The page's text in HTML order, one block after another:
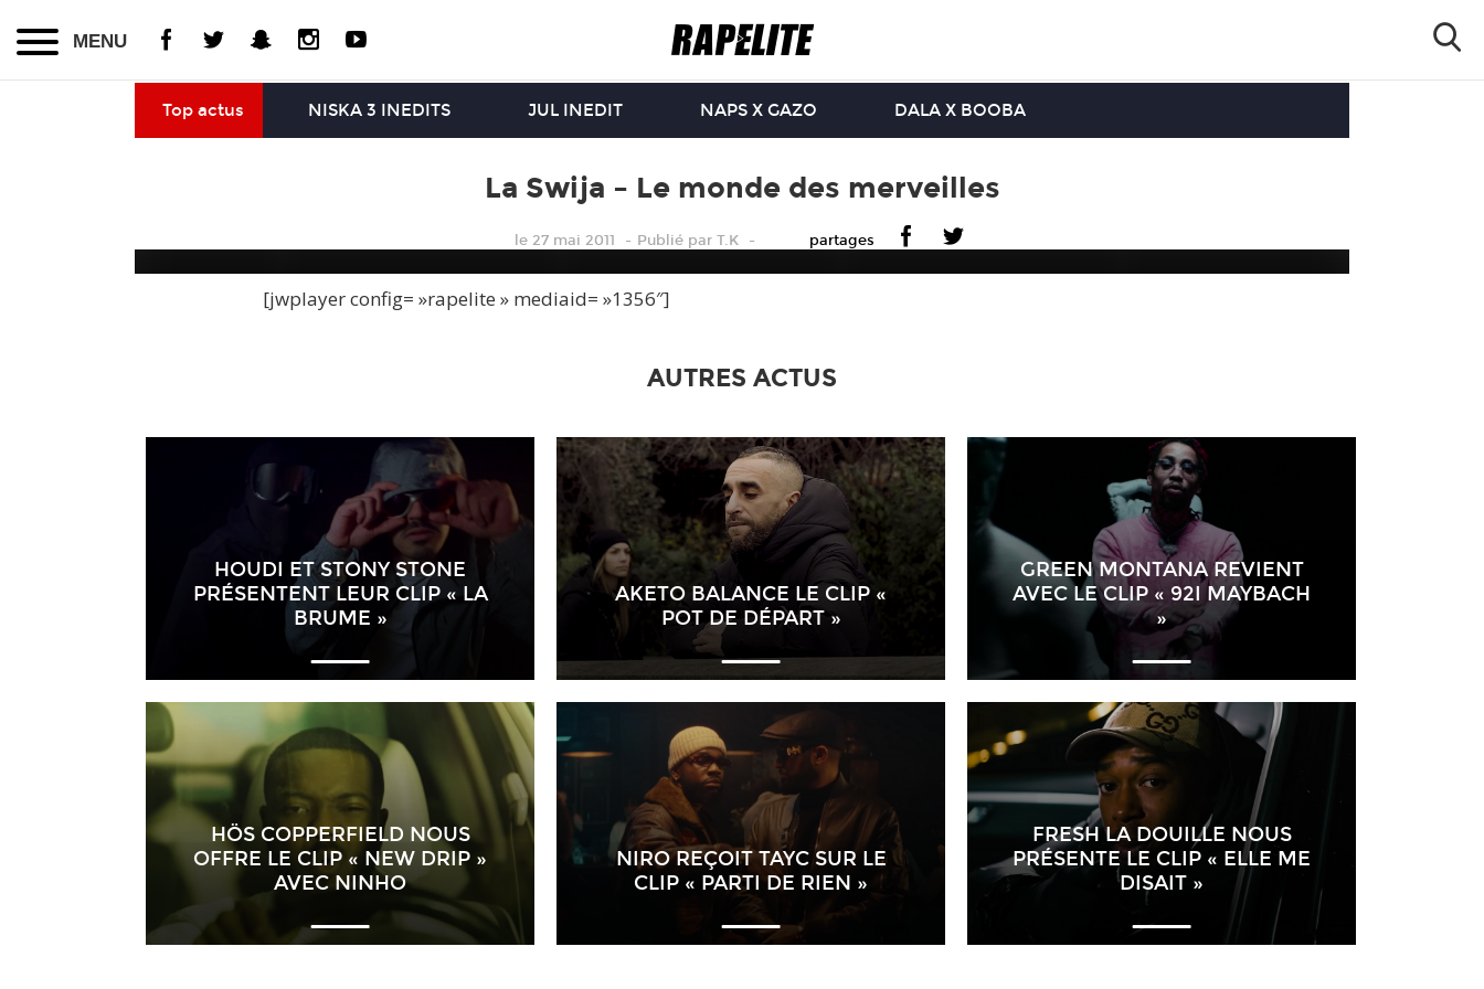
MENU
Top actus NISKA 3 INEDITS JUL INEDIT NAPS X GAZO DALA X BOOBA
La Swija – Le monde des merveilles
le 27 mai 2011 Publié par T.K partages
[jwplayer config= »rapelite » mediaid= »1356″]
AUTRES ACTUS
HOUDI ET STONY STONE
PRÉSENTENT LEUR CLIP « LA
BRUME »
AKETO BALANCE LE CLIP «
POT DE DÉPART »
GREEN MONTANA REVIENT
AVEC LE CLIP « 92I MAYBACH
»
HÖS COPPERFIELD NOUS
OFFRE LE CLIP « NEW DRIP »
AVEC NINHO
NIRO REÇOIT TAYC SUR LE
CLIP « PARTI DE RIEN »
FRESH LA DOUILLE NOUS
PRÉSENTE LE CLIP « ELLE ME
DISAIT »